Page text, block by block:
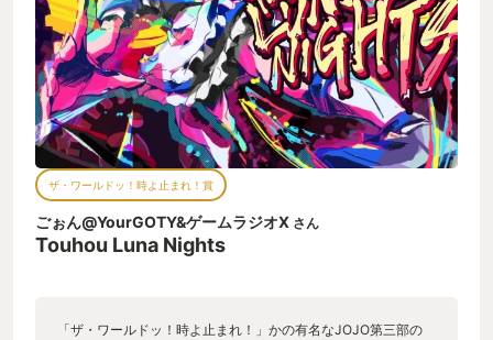
ザ・ワールドッ！時よ止まれ！賞
ごぉん@YourGOTY&ゲームラジオX さん
Touhou Luna Nights
「ザ・ワールドッ！時よ止まれ！」かの有名なJOJO第三部の